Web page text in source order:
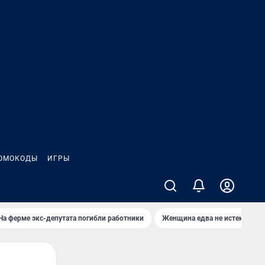
ИГРЫ
ферме экс-депутата погибли работники Женщина едва не истекла